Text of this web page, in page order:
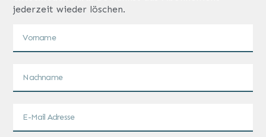
jederzeit wieder löschen.